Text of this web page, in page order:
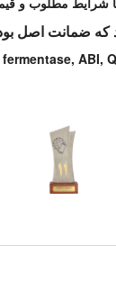
که ضمانت اصل